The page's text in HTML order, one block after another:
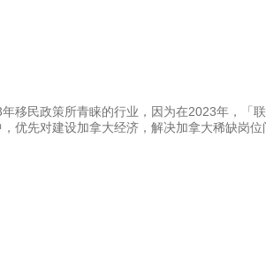
移民政策所青睐的行业，因为在2023年，「
优先对建设加拿大经济，解决加拿大稀缺岗位